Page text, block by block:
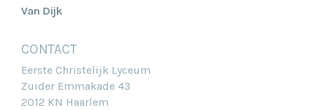
Van Dijk
CONTACT
Eerste Christelijk Lyceum
Zuider Emmakade 43
2012 KN Haarlem